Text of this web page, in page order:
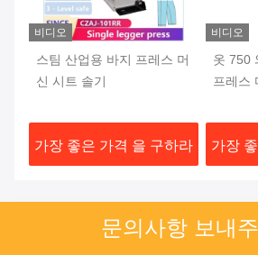
비디오
스팀 산업용 바지 프레스 머
신 시트 솔기
가장 좋은 가격 을 구하라
비디오
옷 750
프레스
가장
문의사항 보내